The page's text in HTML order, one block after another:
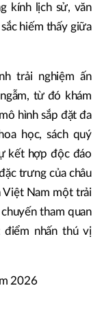
kính lịch sử, văn
hiếm thấy giữa
trải nghiệm ấn
từ đó khám
hình sắp đặt đa
học, sách quý
kết hợp độc đáo
trưng của châu
Việt Nam một trải
tham quan
nhấn thú vị
2026